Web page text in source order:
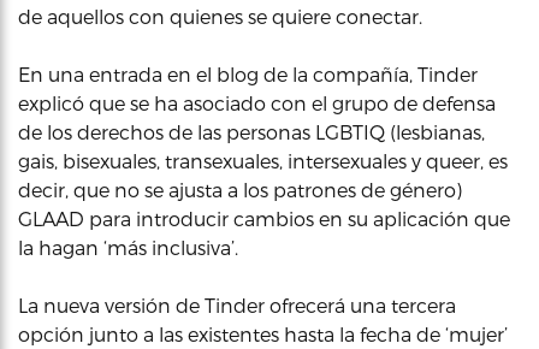
de aquellos con quienes se quiere conectar.
En una entrada en el blog de la compañía, Tinder
explicó que se ha asociado con el grupo de defensa
de los derechos de las personas LGBTIQ (lesbianas,
gais, bisexuales, transexuales, intersexuales y queer, es
decir, que no se ajusta a los patrones de género)
GLAAD para introducir cambios en su aplicación que
la hagan ‘más inclusiva’.
La nueva versión de Tinder ofrecerá una tercera
opción junto a las existentes hasta la fecha de ‘mujer’